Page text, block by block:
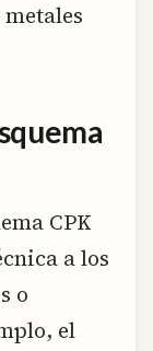
CPK
a los
o
el